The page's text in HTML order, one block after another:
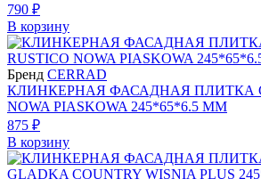
790 ₽
В корзину
Бренд CERRAD
КЛИНКЕРНАЯ ФАСАДНАЯ ПЛИТКА
NOWA PIASKOWA 245*65*6.5 ММ
875 ₽
В корзину